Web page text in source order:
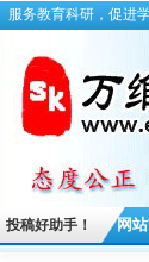
服务教育科研，促进
投稿好助手！ 网